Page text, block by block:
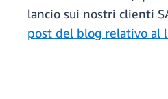
lancio sui nostri clienti
post del blog relativo al